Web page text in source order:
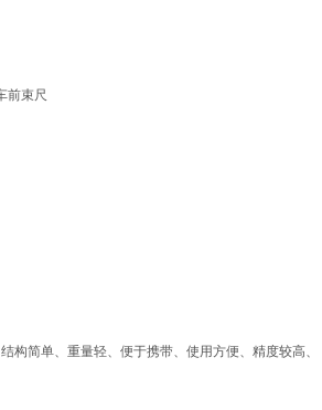
前束尺
简单、重量轻、便于携带、使用方便、精度较高、